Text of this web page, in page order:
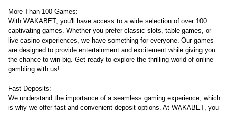
More Than 100 Games:
With WAKABET, you'll have access to a wide selection of over 100
captivating games. Whether you prefer classic slots, table games, or
live casino experiences, we have something for everyone. Our games
are designed to provide entertainment and excitement while giving you
the chance to win big. Get ready to explore the thrilling world of online
gambling with us!
Fast Deposits:
We understand the importance of a seamless gaming experience, which
is why we offer fast and convenient deposit options. At WAKABET, you